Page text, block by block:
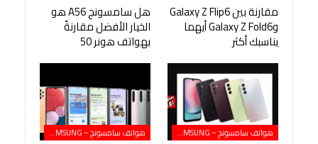
مقارنة بين Galaxy Z Flip6
وGalaxy Z Fold6 أيهما
يناسبك أكثر
هل سامسونج A56 هو
الخيار الأفضل مقارنةً
بهواتف هونر 50
هواتف سامسونج – SAMSUNG هواتف سامسونج – SAMSUNG